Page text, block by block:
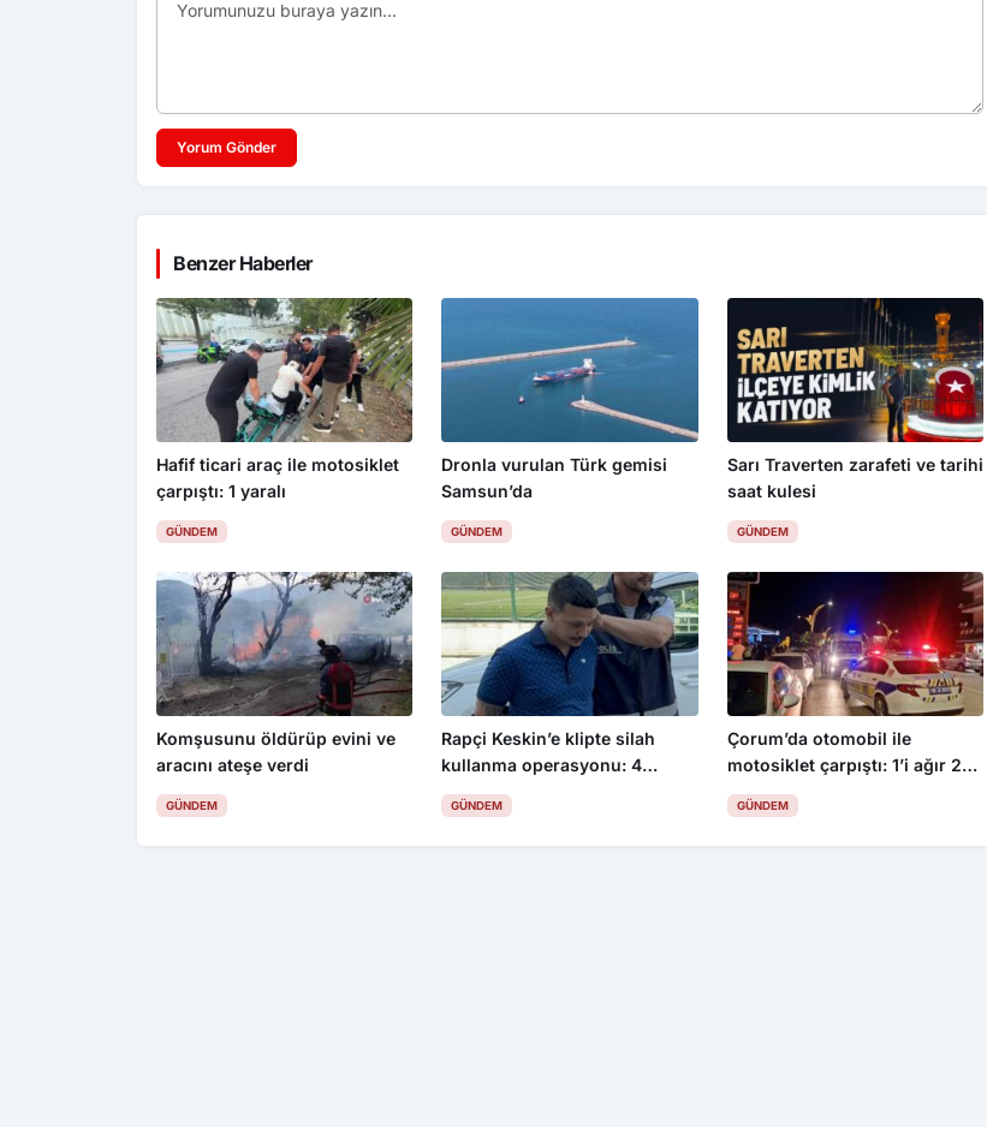
Yorum Gönder
Benzer Haberler
Hafif ticari araç ile motosiklet
çarpıştı: 1 yaralı
GÜNDEM
Dronla vurulan Türk gemisi
Samsun’da
GÜNDEM
Sarı Traverten zarafeti ve tarihi
saat kulesi
GÜNDEM
Komşusunu öldürüp evini ve
aracını ateşe verdi
GÜNDEM
Rapçi Keskin’e klipte silah
kullanma operasyonu: 4
gözaltı
GÜNDEM
Çorum’da otomobil ile
motosiklet çarpıştı: 1’i ağır 2
yaralı
GÜNDEM